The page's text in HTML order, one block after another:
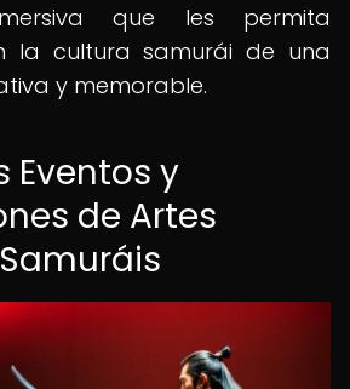
que les permita
la cultura samurái de una
y memorable.
Eventos y
de Artes